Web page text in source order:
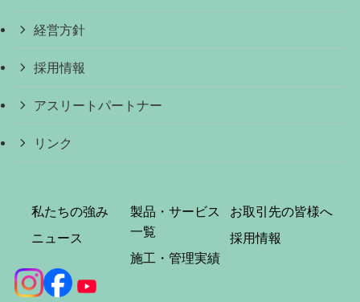
経営方針
採用情報
アスリートパートナー
リンク
私たちの強み
ニュース
製品・サービス
一覧
施工・管理実績
お取引先の皆様へ
採用情報